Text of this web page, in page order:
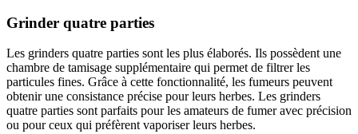
Grinder quatre parties
Les grinders quatre parties sont les plus élaborés. Ils possèdent une
chambre de tamisage supplémentaire qui permet de filtrer les
particules fines. Grâce à cette fonctionnalité, les fumeurs peuvent
obtenir une consistance précise pour leurs herbes. Les grinders
quatre parties sont parfaits pour les amateurs de fumer avec précision
ou pour ceux qui préfèrent vaporiser leurs herbes.